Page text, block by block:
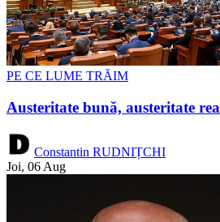
PE CE LUME TRĂIM
Austeritate bună, austeritate rea
Constantin RUDNIȚCHI
Joi, 06 Aug